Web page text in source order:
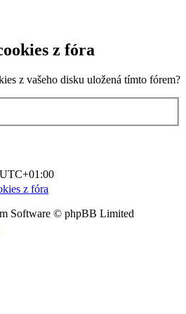
z fóra
z vašeho disku uložená tímto fórem?
UTC+01:00
z fóra
Software © phpBB Limited